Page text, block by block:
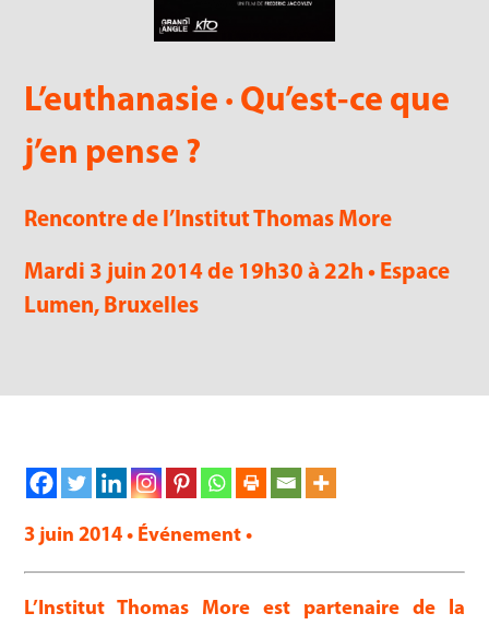
L’euthanasie · Qu’est-ce que
j’en pense ?
Rencontre de l’Institut Thomas More
Mardi 3 juin 2014 de 19h30 à 22h • Espace
Lumen, Bruxelles
3 juin 2014 • Événement •
L’Institut Thomas More est partenaire de la